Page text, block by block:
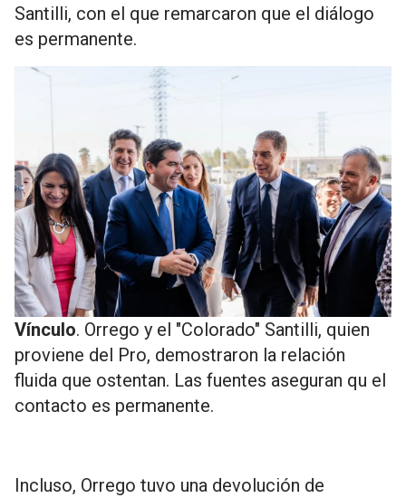
Santilli, con el que remarcaron que el diálogo
es permanente.
Vínculo. Orrego y el "Colorado" Santilli, quien
proviene del Pro, demostraron la relación
fluida que ostentan. Las fuentes aseguran qu el
contacto es permanente.
Incluso, Orrego tuvo una devolución de